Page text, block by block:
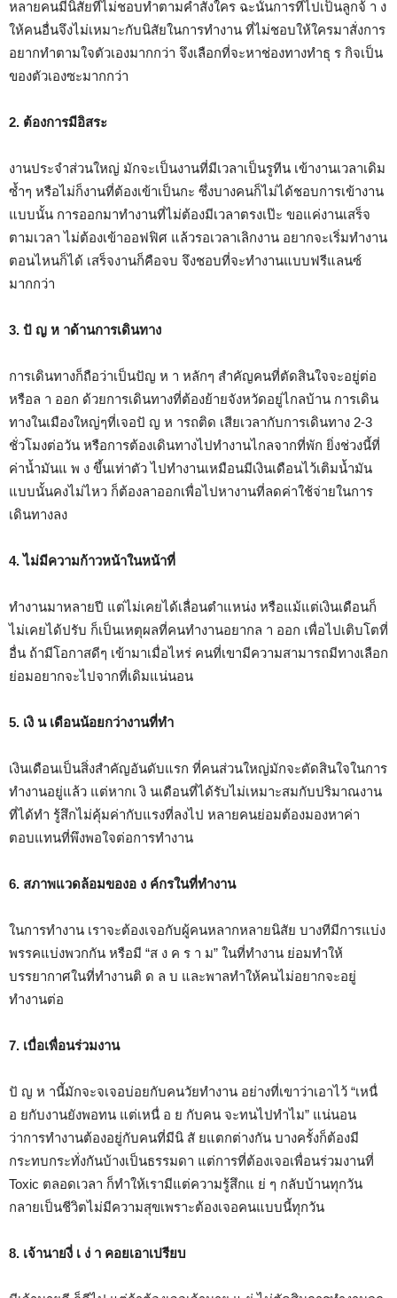
หลายคนมีนิสัยที่ไม่ชอบทำตามคำสั่งใคร ฉะนั้นการที่ไปเป็นลูกจ้ า ง
ให้คนอื่นจึงไม่เหมาะกับนิสัยในการทำงาน ที่ไม่ชอบให้ใครมาสั่งการ
อยากทำตามใจตัวเองมากกว่า จึงเลือกที่จะหาช่องทางทำธุ ร กิจเป็น
ของตัวเองซะมากกว่า
2. ต้องการมีอิสระ
งานประจำส่วนใหญ่ มักจะเป็นงานที่มีเวลาเป็นรูทีน เข้างานเวลาเดิม
ซ้ำๆ หรือไม่ก็งานที่ต้องเข้าเป็นกะ ซึ่งบางคนก็ไม่ได้ชอบการเข้างาน
แบบนั้น การออกมาทำงานที่ไม่ต้องมีเวลาตรงเป๊ะ ขอแค่งานเสร็จ
ตามเวลา ไม่ต้องเข้าออฟฟิศ แล้วรอเวลาเลิกงาน อยากจะเริ่มทำงาน
ตอนไหนก็ได้ เสร็จงานก็คือจบ จึงชอบที่จะทำงานแบบฟรีแลนซ์
มากกว่า
3. ปั ญ ห าด้านการเดินทาง
การเดินทางก็ถือว่าเป็นปัญ ห า หลักๆ สำคัญคนที่ตัดสินใจจะอยู่ต่อ
หรือล า ออก ด้วยการเดินทางที่ต้องย้ายจังหวัดอยู่ไกลบ้าน การเดิน
ทางในเมืองใหญ่ๆที่เจอปั ญ ห ารถติด เสียเวลากับการเดินทาง 2-3
ชั่วโมงต่อวัน หรือการต้องเดินทางไปทำงานไกลจากที่พัก ยิ่งช่วงนี้ที่
ค่าน้ำมันแ พ ง ขึ้นเท่าตัว ไปทำงานเหมือนมีเงินเดือนไว้เติมน้ำมัน
แบบนั้นคงไม่ไหว ก็ต้องลาออกเพื่อไปหางานที่ลดค่าใช้จ่ายในการ
เดินทางลง
4. ไม่มีความก้าวหน้าในหน้าที่
ทำงานมาหลายปี แต่ไม่เคยได้เลื่อนตำแหน่ง หรือแม้แต่เงินเดือนก็
ไม่เคยได้ปรับ ก็เป็นเหตุผลที่คนทำงานอยากล า ออก เพื่อไปเติบโตที่
อื่น ถ้ามีโอกาสดีๆ เข้ามาเมื่อไหร่ คนที่เขามีความสามารถมีทางเลือก
ย่อมอยากจะไปจากที่เดิมแน่นอน
5. เงิ น เดือนน้อยกว่างานที่ทำ
เงินเดือนเป็นสิ่งสำคัญอันดับแรก ที่คนส่วนใหญ่มักจะตัดสินใจในการ
ทำงานอยู่แล้ว แต่หากเ งิ นเดือนที่ได้รับไม่เหมาะสมกับปริมาณงาน
ที่ได้ทำ รู้สึกไม่คุ้มค่ากับแรงที่ลงไป หลายคนย่อมต้องมองหาค่า
ตอบแทนที่พึงพอใจต่อการทำงาน
6. สภาพแวดล้อมของอ ง ค์กรในที่ทำงาน
ในการทำงาน เราจะต้องเจอกับผู้คนหลากหลายนิสัย บางทีมีการแบ่ง
พรรคแบ่งพวกกัน หรือมี “ส ง ค ร า ม” ในที่ทำงาน ย่อมทำให้
บรรยากาศในที่ทำงานติ ด ล บ และพาลทำให้คนไม่อยากจะอยู่
ทำงานต่อ
7. เบื่อเพื่อนร่วมงาน
ปั ญ ห านี้มักจะจเจอบ่อยกับคนวัยทำงาน อย่างที่เขาว่าเอาไว้ “เหนื่
อ ยกับงานยังพอทน แต่เหนื่ อ ย กับคน จะทนไปทำไม” แน่นอน
ว่าการทำงานต้องอยู่กับคนที่มีนิ สั ยแตกต่างกัน บางครั้งก็ต้องมี
กระทบกระทั่งกันบ้างเป็นธรรมดา แต่การที่ต้องเจอเพื่อนร่วมงานที่
Toxic ตลอดเวลา ก็ทำให้เรามีแต่ความรู้สึกแ ย่ ๆ กลับบ้านทุกวัน
กลายเป็นชีวิตไม่มีความสุขเพราะต้องเจอคนแบบนี้ทุกวัน
8. เจ้านายงี่ เ ง่ า คอยเอาเปรียบ